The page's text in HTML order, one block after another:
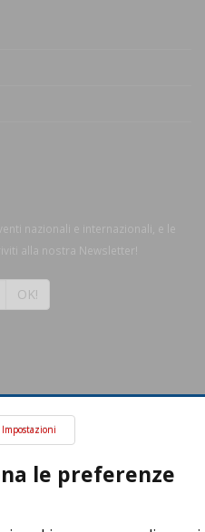
nazionali e internazionali, e le
alla nostra Newsletter!
OK!
Impostazioni
le preferenze